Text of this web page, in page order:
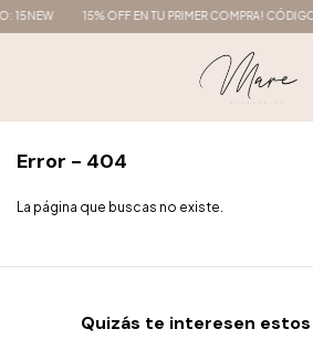
15NEW 15% OFF EN TU PRIMER COMPRA!
Error - 404
La página que buscas no existe.
Quizás te interesen